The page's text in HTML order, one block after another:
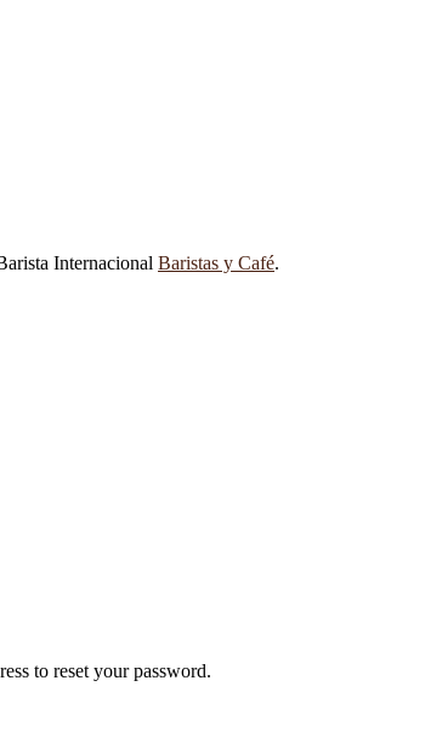
Internacional Baristas y Café.
to reset your password.